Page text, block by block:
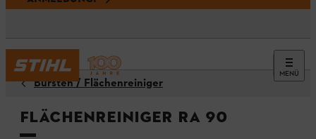
MENÜ
Bürsten / Flächenreiniger
Flächenreiniger RA 90